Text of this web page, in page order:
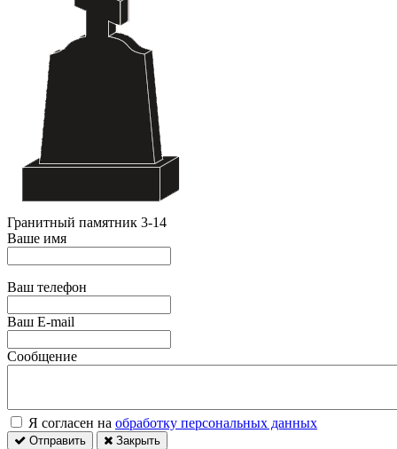
Гранитный памятник 3-14
Ваше имя
Ваш телефон
Ваш E-mail
Сообщение
Я согласен на обработку персональных данных
Отправить Закрыть